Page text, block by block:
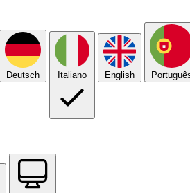
Deutsch Italiano English